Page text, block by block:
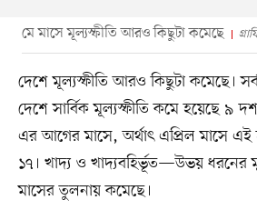
মে মাসে মূল্যস্ফীতি আরও কিছুটা কমেছে
দেশে মূল্যস্ফীতি আরও কিছুটা কমেছে।
দেশে সার্বিক মূল্যস্ফীতি কমে হয়েছে ৯
এর আগের মাসে, অর্থাৎ এপ্রিল মাসে
১৭। খাদ্য ও খাদ্যবহির্ভূত—উভয় ধরনের
মাসের তুলনায় কমেছে।